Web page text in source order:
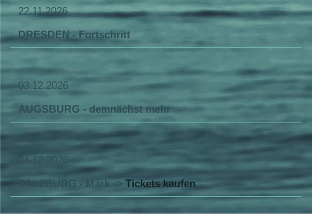
22.11.2026
DRESDEN - Fortschritt
03.12.2026
AUGSBURG - demnächst mehr
04.12.2026
SALZBURG - Mark -> Tickets kaufen